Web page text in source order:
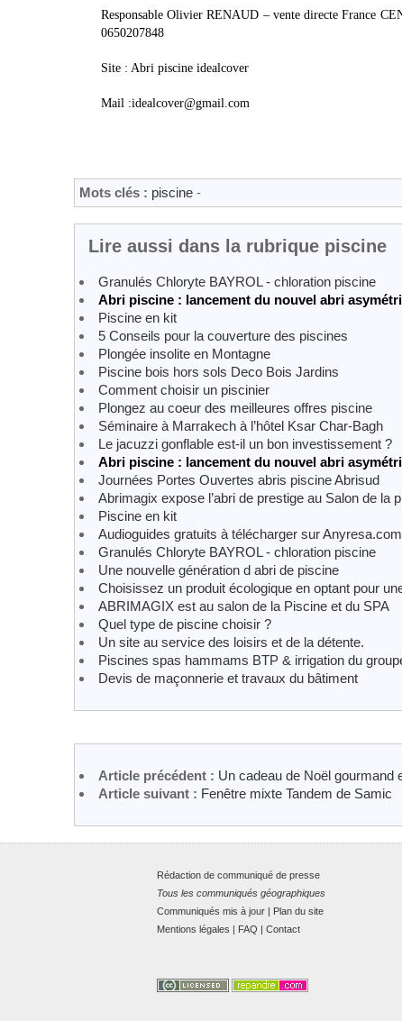
Responsable Olivier RENAUD – vente directe France
0650207848
Site : Abri piscine idealcover
Mail :idealcover@gmail.com
Mots clés : piscine -
Lire aussi dans la rubrique piscine
Granulés Chloryte BAYROL - chloration piscine
Abri piscine : lancement du nouvel abri
Piscine en kit
5 Conseils pour la couverture des piscines
Plongée insolite en Montagne
Piscine bois hors sols Deco Bois Jardins
Comment choisir un piscinier
Plongez au coeur des meilleures offres piscine
Séminaire à Marrakech à l’hôtel Ksar Char-Bagh
Le jacuzzi gonflable est-il un bon investissement ?
Abri piscine : lancement du nouvel abri
Journées Portes Ouvertes abris piscine Abrisud
Abrimagix expose l’abri de prestige au Salon de la
Piscine en kit
Audioguides gratuits à télécharger sur
Granulés Chloryte BAYROL - chloration piscine
Une nouvelle génération d abri de piscine
Choisissez un produit écologique en optant pour
ABRIMAGIX est au salon de la Piscine et du SPA
Quel type de piscine choisir ?
Un site au service des loisirs et de la détente.
Piscines spas hammams BTP & irrigation du
Devis de maçonnerie et travaux du bâtiment
Article précédent : Un cadeau de Noël gourmand
Article suivant : Fenêtre mixte Tandem de Samic
Rédaction de communiqué de presse
Tous les communiqués géographiques
Communiqués mis à jour | Plan du site
Mentions légales | FAQ | Contact